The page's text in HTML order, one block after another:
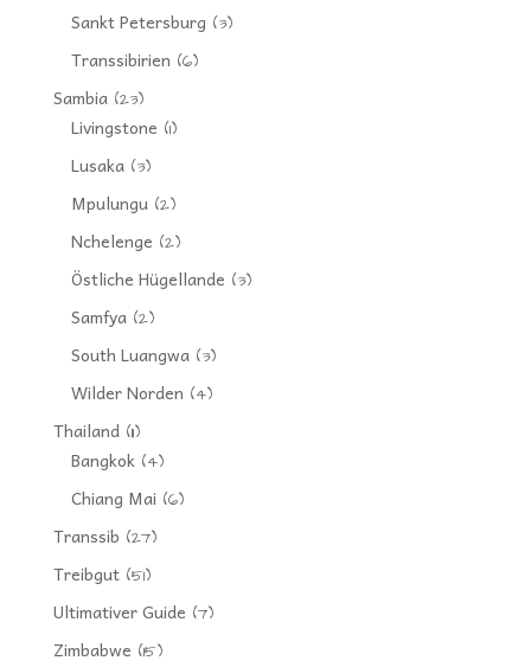
Sankt Petersburg (3)
Transsibirien (6)
Sambia(23)
Livingstone (1)
Lusaka(3)
Mpulungu(2)
Nchelenge (2)
Östliche Hügellande (3)
Samfya(2)
South Luangwa(3)
Wilder Norden (4)
Thailand(11)
Bangkok(4)
Chiang Mai (6)
Transsib (27)
Treibgut(51)
Ultimativer Guide (7)
Zimbabwe (15)